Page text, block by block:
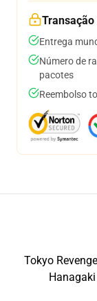
Transação
Entrega
Número de
pacotes
Reembolso
Tokyo